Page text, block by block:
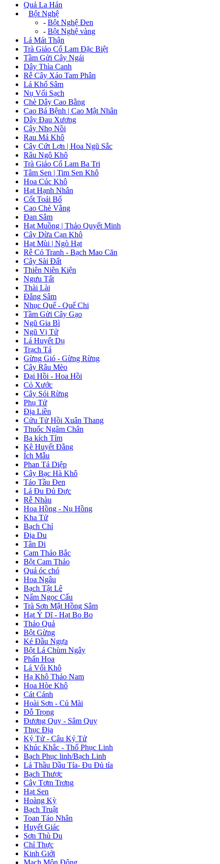
Quả La Hán
Bột Nghệ
- Bột Nghệ Đen
- Bột Nghệ vàng
Lá Mát Thận
Trà Giảo Cổ Lam Đặc Biệt
Tầm Gửi Cây Ngái
Dây Thìa Canh
Rễ Cây Xáo Tam Phân
Lá Khổ Sâm
Nụ Vối Sạch
Chè Dây Cao Bằng
Cao Bá Bệnh | Cao Mật Nhân
Dây Đau Xương
Cây Nhọ Nồi
Rau Má Khô
Cây Cứt Lợn | Hoa Ngũ Sắc
Râu Ngô Khô
Trà Giảo Cổ Lam Ba Tri
Tâm Sen | Tim Sen Khô
Hoa Cúc Khô
Hạt Hạnh Nhân
Cốt Toái Bổ
Cao Chè Vằng
Đan Sâm
Hạt Muồng | Thảo Quyết Minh
Cây Dừa Cạn Khô
Hạt Mùi | Ngò Hạt
Rễ Cỏ Tranh - Bạch Mao Căn
Cây Sài Đất
Thiên Niên Kiện
Ngưu Tất
Thài Lài
Đẳng Sâm
Nhục Quế - Quế Chi
Tầm Gửi Cây Gạo
Ngũ Gia Bì
Ngũ Vị Tử
Lá Huyết Dụ
Trạch Tả
Gừng Gió - Gừng Rừng
Cây Râu Mèo
Đại Hồi - Hoa Hồi
Cỏ Xước
Cây Sói Rừng
Phụ Tử
Địa Liền
Cửu Tử Hồi Xuân Thang
Thuốc Ngâm Chân
Ba kích Tím
Kê Huyết Đằng
Ích Mẫu
Phan Tả Diệp
Cây Bạc Hà Khô
Táo Tầu Đen
Lá Đu Đủ Đực
Rễ Nhàu
Hoa Hồng - Nụ Hồng
Kha Tử
Bạch Chỉ
Địa Du
Tân Di
Cam Thảo Bắc
Bột Cam Thảo
Quả óc chó
Hoa Ngâu
Bạch Tật Lê
Nấm Ngọc Cẩu
Trà Sơn Mật Hồng Sâm
Hạt Ý Dĩ - Hạt Bo Bo
Thảo Quả
Bột Gừng
Ké Đầu Ngựa
Bột Lá Chùm Ngây
Phấn Hoa
Lá Vối Khô
Hạ Khô Thảo Nam
Hoa Hòe Khô
Cát Cánh
Hoài Sơn - Củ Mài
Đỗ Trọng
Đương Quy - Sâm Quy
Thục Địa
Kỷ Tử - Câu Kỷ Tử
Khúc Khắc - Thổ Phục Linh
Bạch Phục linh/Bạch Linh
Lá Thầu Dầu Tía- Đu Đủ tía
Bạch Thược
Cây Tơm Trơng
Hạt Sen
Hoàng Kỳ
Bạch Truật
Toan Táo Nhân
Huyết Giác
Sơn Thù Du
Chỉ Thực
Kinh Giới
Mạch Môn Đông